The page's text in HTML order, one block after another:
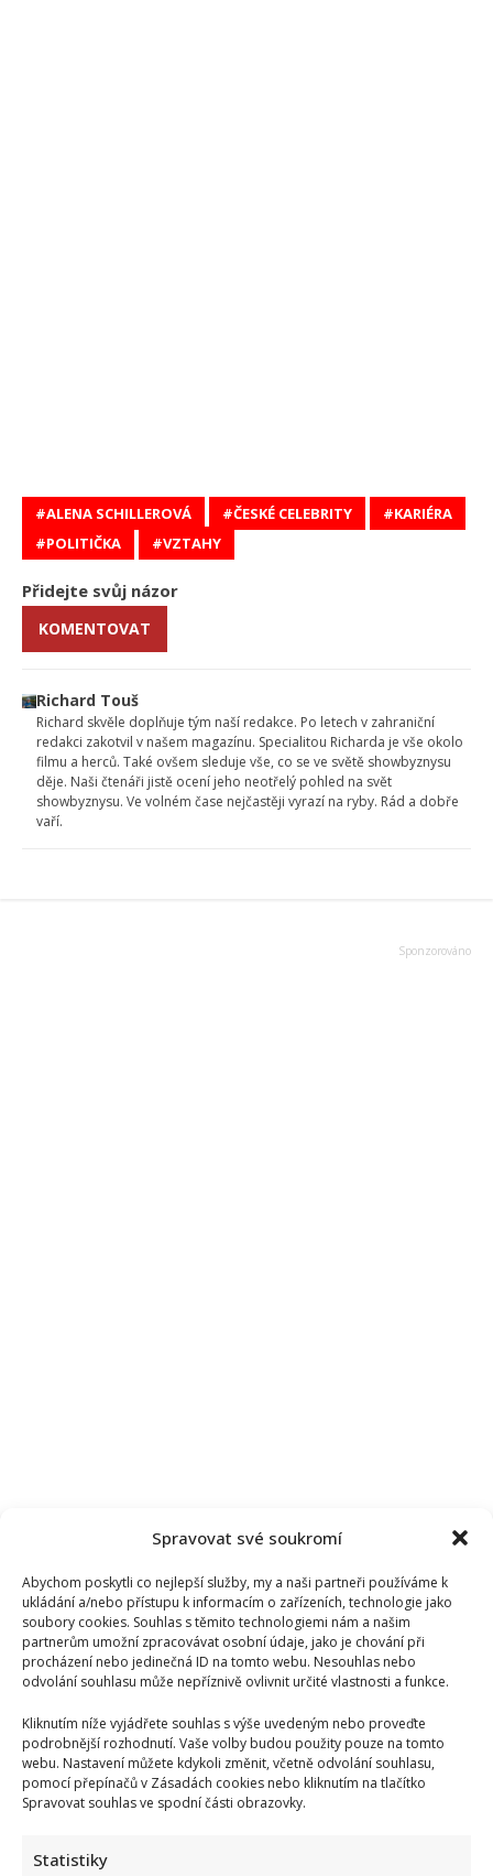
Spravovat své soukromí
Abychom poskytli co nejlepší služby, my a naši partneři používáme k
ukládání a/nebo přístupu k informacím o zařízeních, technologie jako
soubory cookies. Souhlas s těmito technologiemi nám a našim
partnerům umožní zpracovávat osobní údaje, jako je chování při
procházení nebo jedinečná ID na tomto webu. Nesouhlas nebo
odvolání souhlasu může nepříznivě ovlivnit určité vlastnosti a funkce.
Kliknutím níže vyjádřete souhlas s výše uvedeným nebo proveďte
podrobnější rozhodnutí. Vaše volby budou použity pouze na tomto
webu. Nastavení můžete kdykoli změnit, včetně odvolání souhlasu,
pomocí přepínačů v Zásadách cookies nebo kliknutím na tlačítko
Spravovat souhlas ve spodní části obrazovky.
Statistiky
ALENA SCHILLEROVÁ ČESKÉ CELEBRITY
KARIÉRA
POLITIČKA
VZTAHY
Přidejte svůj názor
KOMENTOVAT
Richard Touš
Richard skvěle doplňuje tým naší redakce. Po letech v zahraniční
redakci zakotvil v našem magazínu. Specialitou Richarda je vše okolo
filmu a herců. Také ovšem sleduje vše, co se ve světě showbyznysu
děje. Naši čtenáři jistě ocení jeho neotřelý pohled na svět
showbyznysu. Ve volném čase nejčastěji vyrazí na ryby. Rád a dobře
vaří.